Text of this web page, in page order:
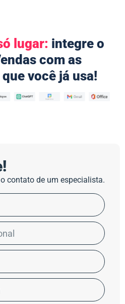
lugar: integre o
com as
você já usa!
contato de um especialista.